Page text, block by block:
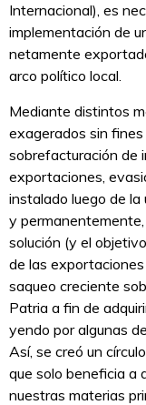
Internacional), es
implementación de
netamente
arco político local.
Mediante distintos
exagerados sin
sobrefacturación de
exportaciones,
instalado luego de la
y
solución (y el
de las
saqueo creciente
Patria a fin de
yendo por algunas
Así, se creó un
que solo beneficia a
nuestras materias